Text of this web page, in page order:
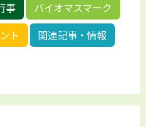
事
バイオマスマーク
ト
関連記事・情報